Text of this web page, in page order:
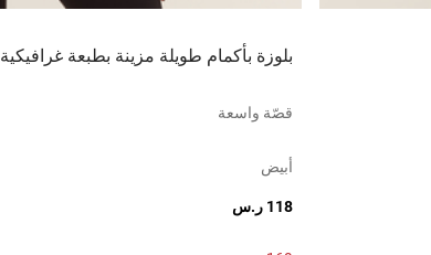
بلوزة بأكمام طويلة مزينة بطبعة غرافيكية
قصّة واسعة
أبيض
118 ر.س